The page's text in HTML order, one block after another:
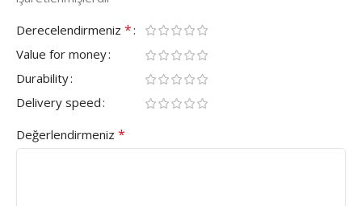
Derecelendirmeniz *
Value for money
Durability
Delivery speed
Değerlendirmeniz *